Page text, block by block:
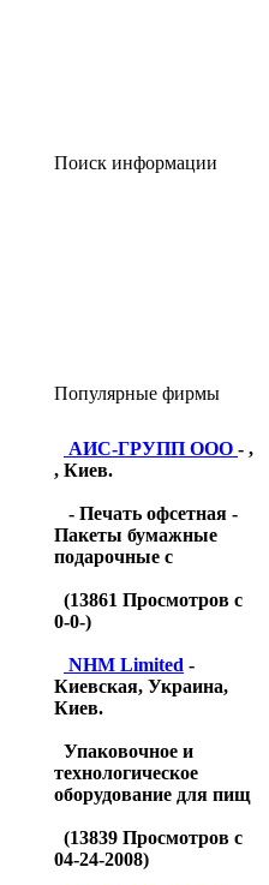
Поиск информации
Популярные фирмы
АИС-ГРУПП ООО - ,
, Киев.
- Печать офсетная -
Пакеты бумажные
подарочные с
(13861 Просмотров с
0-0-)
NHM Limited -
Киевская, Украина,
Киев.
Упаковочное и
технологическое
оборудование для пищ
(13839 Просмотров с
04-24-2008)